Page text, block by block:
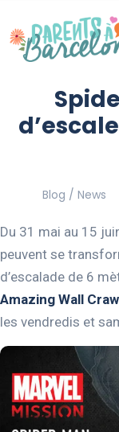
Blog / News
Du 31 mai au 15
peuvent se
d’escalade de 6
Amazing Wall
les vendredis et